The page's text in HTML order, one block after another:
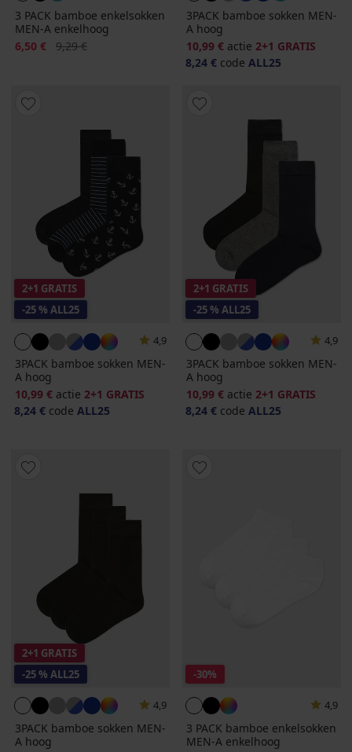
3 PACK bamboe enkelsokken
MEN-A enkelhoog
Korting
6,50 € Oorspronkelijke prijs
9,29 €
3PACK bamboe sokken MEN-
A hoog
10,99 € actie 2+1 GRATIS
8,24 € code ALL25
2+1 GRATIS
-25 % ALL25
4,9
3PACK bamboe sokken MEN-
A hoog
10,99 € actie 2+1 GRATIS
8,24 € code ALL25
2+1 GRATIS
-25 % ALL25
4,9
3PACK bamboe sokken MEN-
A hoog
10,99 € actie 2+1 GRATIS
8,24 € code ALL25
2+1 GRATIS
-25 % ALL25
4,9
3PACK bamboe sokken MEN-
A hoog
-30%
4,9
3 PACK bamboe enkelsokken
MEN-A enkelhoog